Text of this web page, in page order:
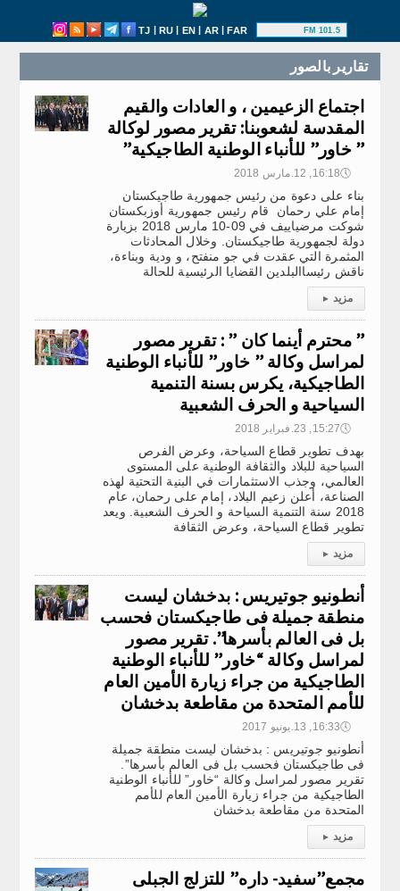
TJ | RU | EN | AR|FAR 101.5 FM
تقارير بالصور
اجتماع الزعيمين ، و العادات والقيم
المقدسة لشعوبنا: تقرير مصور لوكالة
” خاور” للأنباء الوطنية الطاجيكية”
🕔16:18, 12.مارس 2018
بناء على دعوة من رئيس جمهورية طاجيكستان
إمام علي رحمان قام رئيس جمهورية أوزبكستان
شوكت مرضياييف في 09-10 مارس 2018 بزيارة
دولة لجمهورية طاجيكستان. وخلال المحادثات
المثمرة التي عقدت في جو منفتح، و ودية وبناءة،
ناقش رئيساالبلدين القضايا الرئيسية للحالة
مزيد ▸
” محترم أينما كان ” : تقرير مصور
لمراسل وكالة ” خاور” للأنباء الوطنية
الطاجيكية، يكرس بسنة التنمية
السياحية و الحرف الشعبية
🕔15:27, 23.فبراير 2018
بهدف تطوير قطاع السياحة، وعرض الفرص
السياحية للبلاد والثقافة الوطنية على المستوى
العالمي، وجذب الاستثمارات في البنية التحتية لهذه
الصناعة، أعلن زعيم البلاد، إمام على رحمان، عام
2018 سنة التنمية السياحة و الحرف الشعبية. ويعد
تطوير قطاع السياحة، وعرض الثقافة
مزيد ▸
أنطونيو جوتيريس : بدخشان ليست
منطقة جميلة فى طاجيكستان فحسب
بل فى العالم بأسرها”. تقرير مصور
لمراسل وكالة “خاور” للأنباء الوطنية
الطاجيكية من جراء زيارة الأمين العام
للأمم المتحدة من مقاطعة بدخشان
🕔16:33, 13.يونيو 2017
أنطونيو جوتيريس : بدخشان ليست منطقة جميلة
فى طاجيكستان فحسب بل فى العالم بأسرها”.
تقرير مصور لمراسل وكالة “خاور” للأنباء الوطنية
الطاجيكية من جراء زيارة الأمين العام للأمم
المتحدة من مقاطعة بدخشان
مزيد ▸
مجمع”سفيد- داره” للتزلج الجبلى